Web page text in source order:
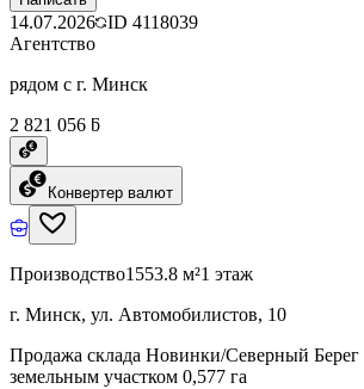
14.07.2026 ID 4118039
Агентство
рядом с г. Минск
2 821 056 ƃ
Конвертер валют
Производство1553.8 м²1 этаж
г. Минск, ул. Автомобилистов, 10
Продажа склада Новинки/Северный Берег
земельным участком 0,577 га